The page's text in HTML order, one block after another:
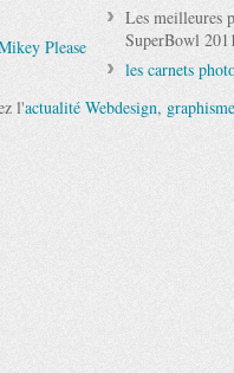
Please
Les meilleures
SuperBowl
les carnets
l'actualité Webdesign, graphisme